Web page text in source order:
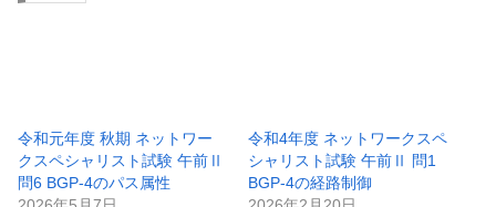
令和元年度 秋期 ネットワー
クスペシャリスト試験 午前Ⅱ
問6 BGP-4のパス属性
令和4年度 ネットワークスペ
シャリスト試験 午前Ⅱ 問1
BGP-4の経路制御